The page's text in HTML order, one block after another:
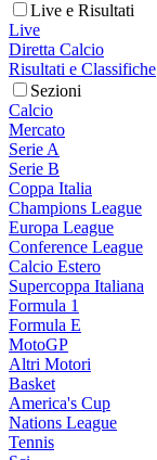
Live e Risultati
Live
Diretta Calcio
Risultati e Classifiche
Sezioni
Calcio
Mercato
Serie A
Serie B
Coppa Italia
Champions League
Europa League
Conference League
Calcio Estero
Supercoppa Italiana
Formula 1
Formula E
MotoGP
Altri Motori
Basket
America's Cup
Nations League
Tennis